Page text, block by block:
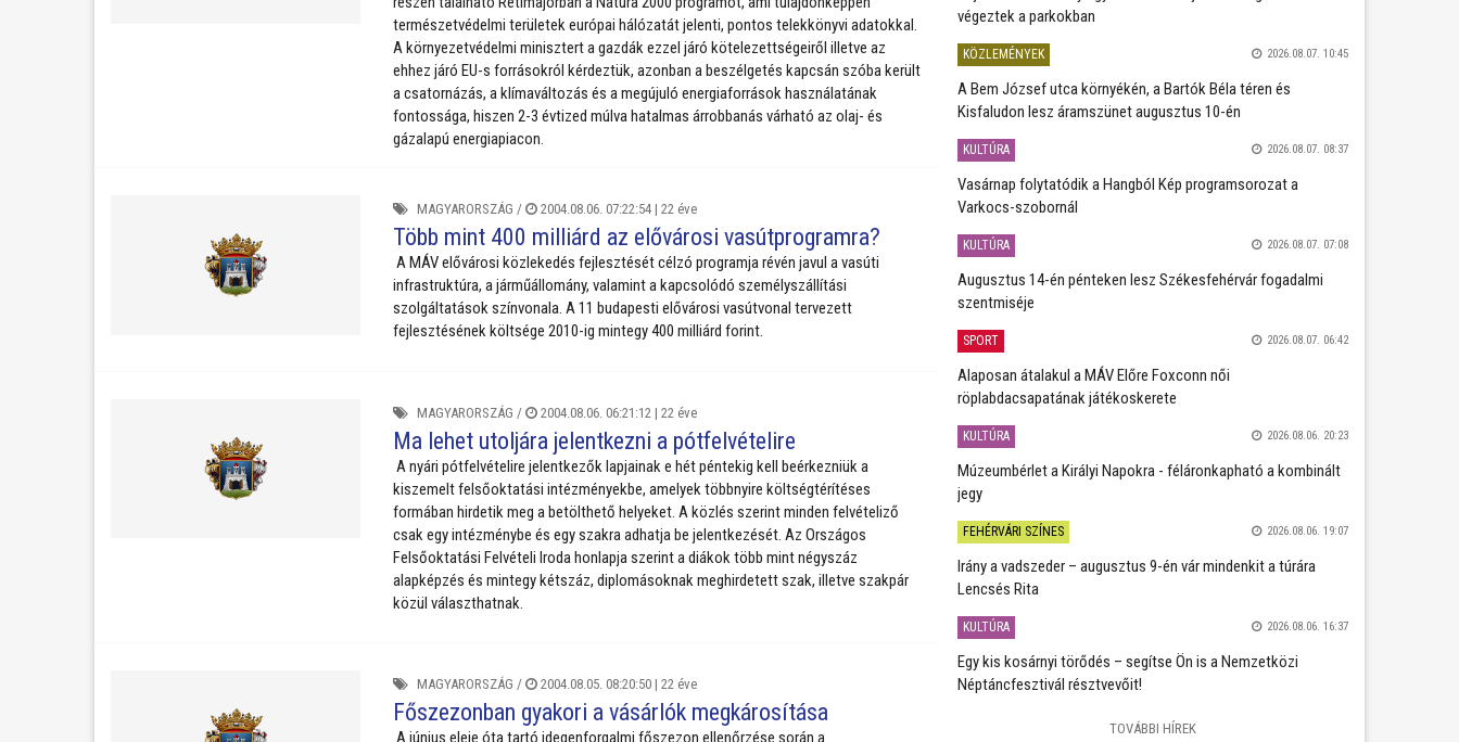
természetvédelmi területek európai hálózatát jelenti, pontos telekkönyvi adatokkal.
A környezetvédelmi minisztert a gazdák ezzel járó kötelezettségeiről illetve az
ehhez járó EU-s forrásokról kérdeztük, azonban a beszélgetés kapcsán szóba került
a csatornázás, a klímaváltozás és a megújuló energiaforrások használatának
fontossága, hiszen 2-3 évtized múlva hatalmas árrobbanás várható az olaj- és
gázalapú energiapiacon.
MAGYARORSZÁG / 2004.08.06. 07:22:54 | 22 éve
Több mint 400 milliárd az elővárosi vasútprogramra?
A MÁV elővárosi közlekedés fejlesztését célzó programja révén javul a vasúti
infrastruktúra, a járműállomány, valamint a kapcsolódó személyszállítási
szolgáltatások színvonala. A 11 budapesti elővárosi vasútvonal tervezett
fejlesztésének költsége 2010-ig mintegy 400 milliárd forint.
MAGYARORSZÁG / 2004.08.06. 06:21:12 | 22 éve
Ma lehet utoljára jelentkezni a pótfelvételire
A nyári pótfelvételire jelentkezők lapjainak e hét péntekig kell beérkezniük a
kiszemelt felsőoktatási intézményekbe, amelyek többnyire költségtérítéses
formában hirdetik meg a betölthető helyeket. A közlés szerint minden felvételiző
csak egy intézménybe és egy szakra adhatja be jelentkezését. Az Országos
Felsőoktatási Felvételi Iroda honlapja szerint a diákok több mint négyszáz
alapképzés és mintegy kétszáz, diplomásoknak meghirdetett szak, illetve szakpár
közül választhatnak.
MAGYARORSZÁG / 2004.08.05. 08:20:50 | 22 éve
Főszezonban gyakori a vásárlók megkárosítása
A június eleje óta tartó idegenforgalmi főszezon ellenőrzése során a
végeztek a parkokban
KÖZLEMÉNYEK 2026.08.07. 10:45
A Bem József utca környékén, a Bartók Béla téren és
Kisfaludon lesz áramszünet augusztus 10-én
KULTÚRA 2026.08.07. 08:37
Vasárnap folytatódik a Hangból Kép programsorozat a
Varkocs-szobornál
KULTÚRA 2026.08.07. 07:08
Augusztus 14-én pénteken lesz Székesfehérvár fogadalmi
szentmiséje
SPORT 2026.08.07. 06:42
Alaposan átalakul a MÁV Előre Foxconn női
röplabdacsapatának játékoskerete
KULTÚRA 2026.08.06. 20:23
Múzeumbérlet a Királyi Napokra - féláronkapható a kombinált
jegy
FEHÉRVÁRI SZÍNES 2026.08.06. 19:07
Irány a vadszeder – augusztus 9-én vár mindenkit a túrára
Lencsés Rita
KULTÚRA 2026.08.06. 16:37
Egy kis kosárnyi törődés – segítse Ön is a Nemzetközi
Néptáncfesztivál résztvevőit!
TOVÁBBI HÍREK